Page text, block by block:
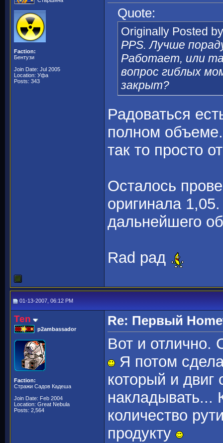
Faction:
Бентузи
Join Date: Jul 2005
Location: Уфа
Posts: 343
Quote:
Originally Posted
PPS. Лучше
Работает, или
вопрос гиблых
закрыт?
Радоваться
полном
так то просто
Осталось
оригинала
дальнейшего
Rad рад
01-13-2007, 06:12 PM
Ten
p2ambassador
Faction:
Стражи Садов Кадеша
Join Date: Feb 2004
Location: Great Nebula
Posts: 2,564
Re: Первый
Вот и отлично.
Я потом
который и двиг
накладывать...
количество
продукту